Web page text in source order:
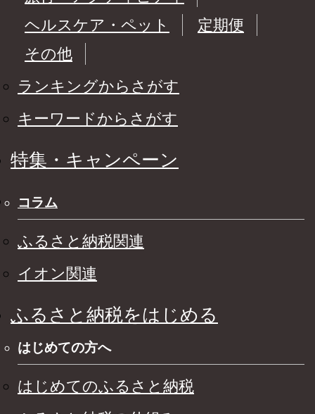
ヘルスケア・ペット
定期便
その他
ランキングからさがす
キーワードからさがす
特集・キャンペーン
コラム
ふるさと納税関連
イオン関連
ふるさと納税をはじめる
はじめての方へ
はじめてのふるさと納税